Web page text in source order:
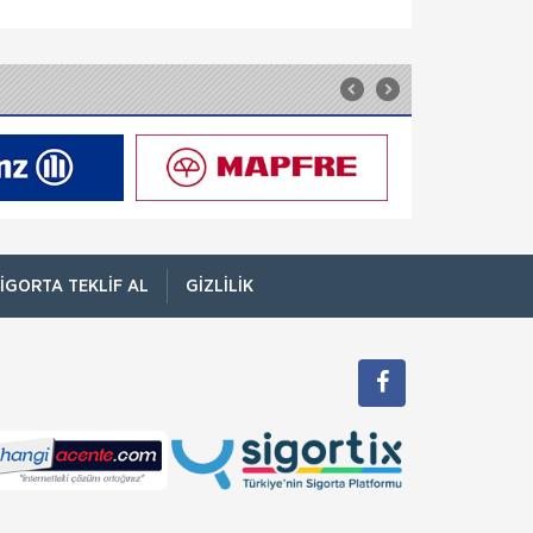
HDI Seyahat Sağlık Sigortası ile tatiliniz
boyunca güvence altındasınız. Hepimiz tatile
çıkacağımız zaman günler öncesinden
planlarımızı yaparız. Hangi otelde kalac
Anadolu Sigorta
Seyahat ve Ferdi Kaza Sigortası
Yurtdışı Seyahat Sigortası Türk vatandaşlarına
başvuruları ile beraber zorunlu talep edilen
yurt dışı seyahat sigortasını Anadolu Sig
HDI Sigorta
Tarım ve Hayvancılık Sigortası
Devlet Destekli Bitkisel Ürün Sigortası Bu
TEKLIF AL GIZLILIK